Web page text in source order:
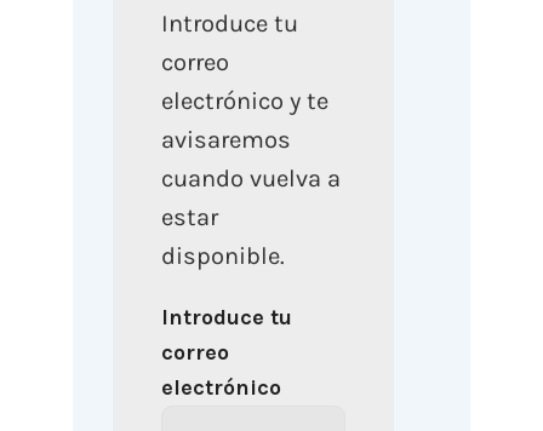
Introduce tu
correo
electrónico y te
avisaremos
cuando vuelva a
estar
disponible.
Introduce tu
correo
electrónico